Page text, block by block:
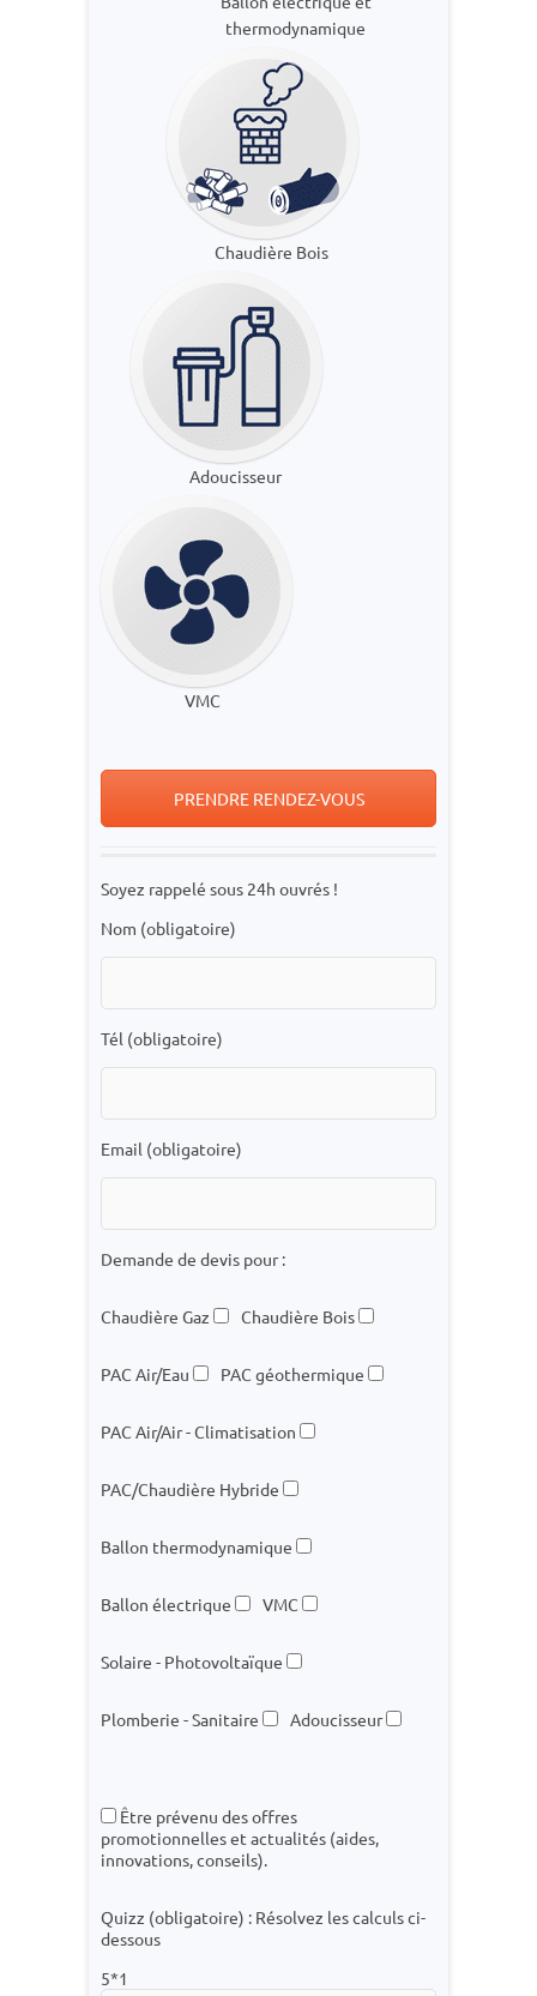
thermodynamique
Chaudière Bois
03 44 27 56 52 |
Devis sur
rendez-vous
Adoucisseur
VMC
PRENDRE RENDEZ-VOUS
Soyez rappelé sous 24h ouvrés !
Nom (obligatoire)
Tél (obligatoire)
Email (obligatoire)
Demande de devis pour :
Chaudière Gaz Chaudière Bois
PAC Air/Eau PAC géothermique
PAC Air/Air - Climatisation
PAC/Chaudière Hybride
Ballon thermodynamique
Ballon électrique VMC
Solaire - Photovoltaïque
Plomberie - Sanitaire Adoucisseur
Être prévenu des offres
promotionnelles et actualités (aides,
innovations, conseils).
Quizz (obligatoire) : Résolvez les calculs ci-
dessous
5*1